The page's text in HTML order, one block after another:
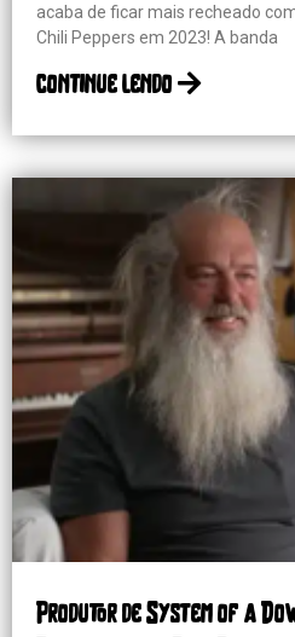
acaba de ficar mais recheado
Chili Peppers em 2023! A banda
continue lendo
Produtor de System of a